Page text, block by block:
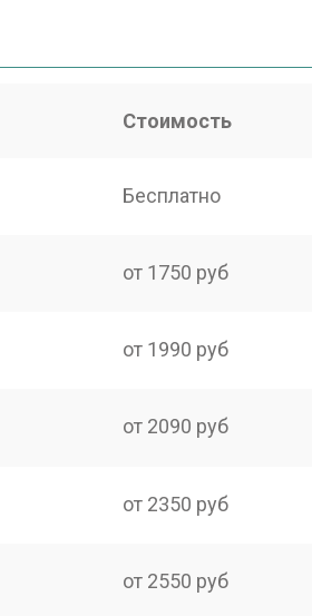
Стоимость
Бесплатно
от 1750 руб
от 1990 руб
от 2090 руб
от 2350 руб
от 2550 руб